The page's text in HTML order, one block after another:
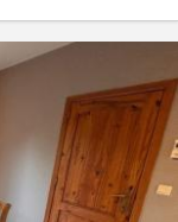
Neuve Salut ! Une
à Louvain-la-Neuve
de : Violette – la
me plonger dans un
Plutôt calme au...